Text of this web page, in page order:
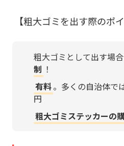
【粗大ゴミを出す際のポイ
粗大ゴミとして出す場
制 ！
有料。多くの自治体で
円
粗大ゴミステッカーの